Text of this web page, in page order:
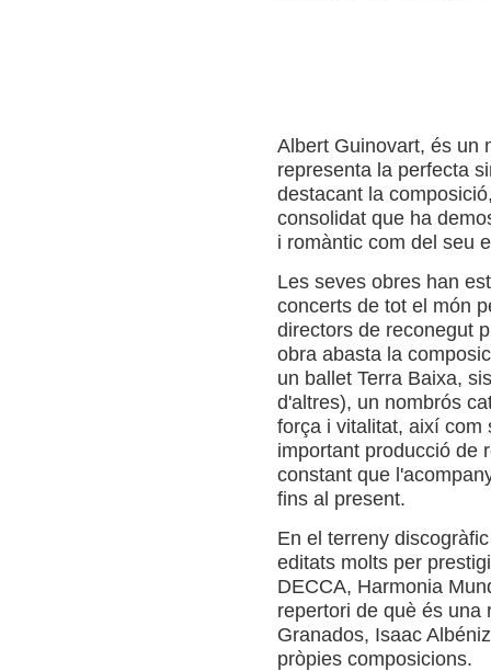
Albert Guinovart, és un
representa la perfecta
destacant la
consolidat que ha
i romàntic com del seu
Les seves obres han
concerts de tot el món
directors de reconegut
obra abasta la
un ballet Terra Baixa,
d'altres), un nombrós
força i vitalitat, així com
important producció de
constant que
fins al present.
En el terreny
editats molts per
DECCA, Harmonia
repertori de què és una
Granados, Isaac
pròpies composicions.